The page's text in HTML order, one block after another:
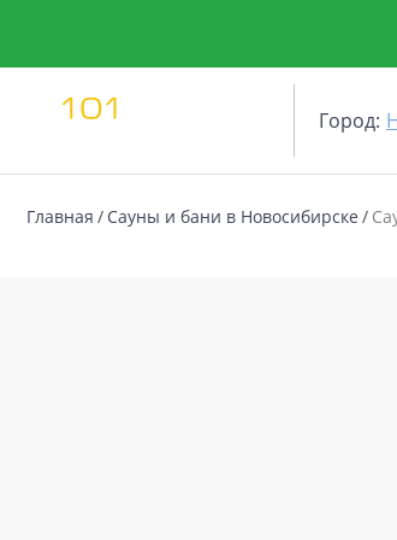
Город:
Главная Сауны и бани в Новосибирске